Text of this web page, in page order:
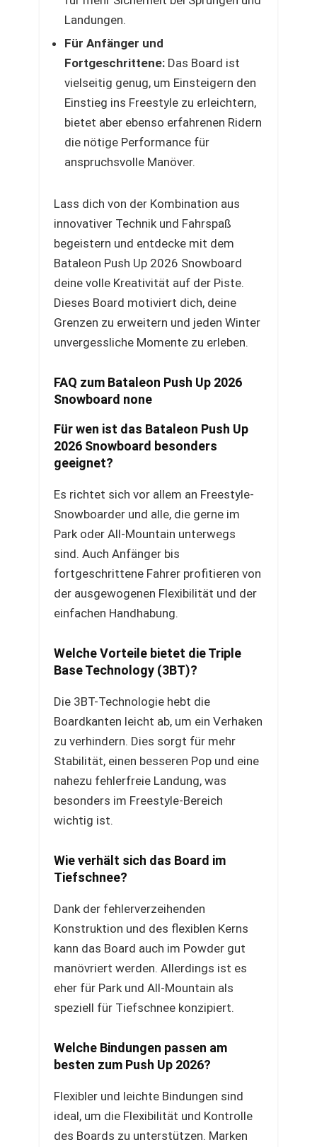
Landungen.
Für Anfänger und
Fortgeschrittene: Das Board ist
vielseitig genug, um Einsteigern den
Einstieg ins Freestyle zu erleichtern,
bietet aber ebenso erfahrenen Ridern
die nötige Performance für
anspruchsvolle Manöver.
Lass dich von der Kombination aus
innovativer Technik und Fahrspaß
begeistern und entdecke mit dem
Bataleon Push Up 2026 Snowboard
deine volle Kreativität auf der Piste.
Dieses Board motiviert dich, deine
Grenzen zu erweitern und jeden Winter
unvergessliche Momente zu erleben.
FAQ zum Bataleon Push Up 2026
Snowboard none
Für wen ist das Bataleon Push Up
2026 Snowboard besonders
geeignet?
Es richtet sich vor allem an Freestyle-
Snowboarder und alle, die gerne im
Park oder All-Mountain unterwegs
sind. Auch Anfänger bis
fortgeschrittene Fahrer profitieren von
der ausgewogenen Flexibilität und der
einfachen Handhabung.
Welche Vorteile bietet die Triple
Base Technology (3BT)?
Die 3BT-Technologie hebt die
Boardkanten leicht ab, um ein Verhaken
zu verhindern. Dies sorgt für mehr
Stabilität, einen besseren Pop und eine
nahezu fehlerfreie Landung, was
besonders im Freestyle-Bereich
wichtig ist.
Wie verhält sich das Board im
Tiefschnee?
Dank der fehlerverzeihenden
Konstruktion und des flexiblen Kerns
kann das Board auch im Powder gut
manövriert werden. Allerdings ist es
eher für Park und All-Mountain als
speziell für Tiefschnee konzipiert.
Welche Bindungen passen am
besten zum Push Up 2026?
Flexibler und leichte Bindungen sind
ideal, um die Flexibilität und Kontrolle
des Boards zu unterstützen. Marken